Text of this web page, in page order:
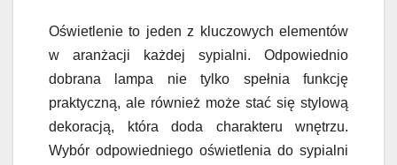
Oświetlenie to jeden z kluczowych elementów
w aranżacji każdej sypialni. Odpowiednio
dobrana lampa nie tylko spełnia funkcję
praktyczną, ale również może stać się stylową
dekoracją, która doda charakteru wnętrzu.
Wybór odpowiedniego oświetlenia do sypialni